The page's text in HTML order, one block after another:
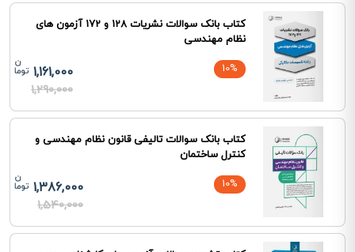
کتاب بانک سوالات نشریات 128 و 172 آزمون های
نظام مهندسی
10%
1,161,000
1,290,000
کتاب بانک سوالات تالیفی قانون نظام مهندسی و
کنترل ساختمان
10%
1,386,000
1,540,000